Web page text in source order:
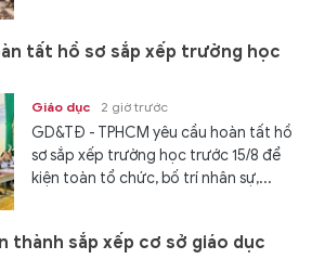
tất hồ sơ sắp xếp trường học
Giáo dục 2 giờ trước
GD&TĐ - TPHCM yêu cầu hoàn tất hồ
sơ sắp xếp trường học trước 15/8 để
kiện toàn tổ chức, bố trí nhân sự,...
thành sắp xếp cơ sở giáo dục